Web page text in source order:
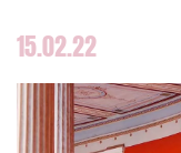
15.02.22